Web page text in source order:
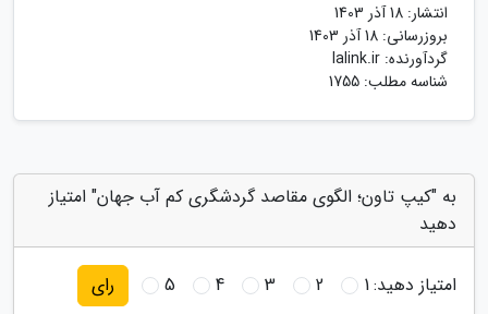
انتشار: 18 آذر 1403
بروزرسانی: 18 آذر 1403
گردآورنده: lalink.ir
شناسه مطلب: 1755
به "کیپ تاون؛ الگوی مقاصد گردشگری کم آب جهان" امتیاز
دهید
امتیاز دهید:1
2
3
4
5 رای